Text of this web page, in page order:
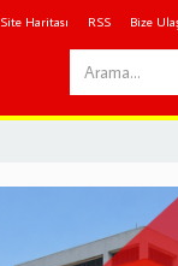
Site Haritası RSS Bize